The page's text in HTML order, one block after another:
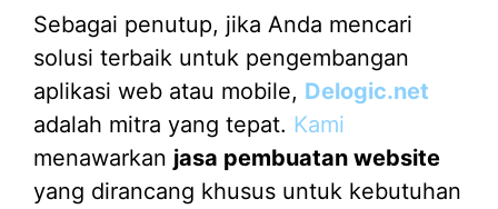
Sebagai penutup, jika Anda mencari
solusi terbaik untuk pengembangan
aplikasi web atau mobile, Delogic.net
adalah mitra yang tepat. Kami
menawarkan jasa pembuatan website
yang dirancang khusus untuk kebutuhan